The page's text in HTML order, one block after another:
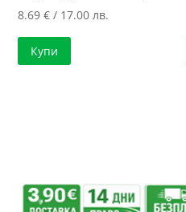
8.69€ / 17.00 лв.
Купи